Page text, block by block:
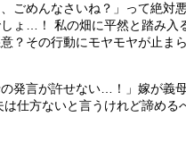
、ごめんなさいね？」って絶対
しょ…！ 私の畑に平然と踏み入
？その行動にモヤモヤが止ま
の発言が許せない…！」嫁が義
は仕方ないと言うけれど諦める